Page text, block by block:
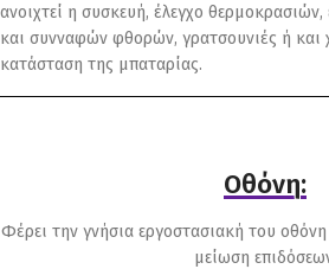
ανοιχτεί η συσκευή, έλεγχο
και συνναφών φθορών, γρατσουνιές ή και
κατάσταση της μπαταρίας.
Οθόνη:
Φέρει την γνήσια εργοστασιακή του
μείωση